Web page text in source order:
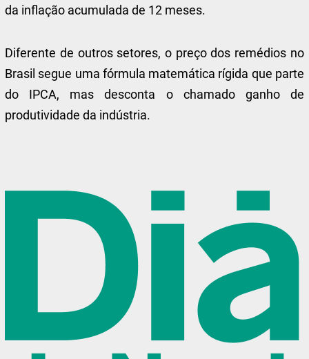
da inflação acumulada de 12 meses.
Diferente de outros setores, o preço dos remédios no
Brasil segue uma fórmula matemática rígida que parte
do IPCA, mas desconta o chamado ganho de
produtividade da indústria.